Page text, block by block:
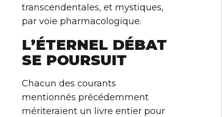
transcendentales, et mystiques,
par voie pharmacologique.
L’ÉTERNEL DÉBAT
SE POURSUIT
Chacun des courants
mentionnés précédemment
mériteraient un livre entier pour